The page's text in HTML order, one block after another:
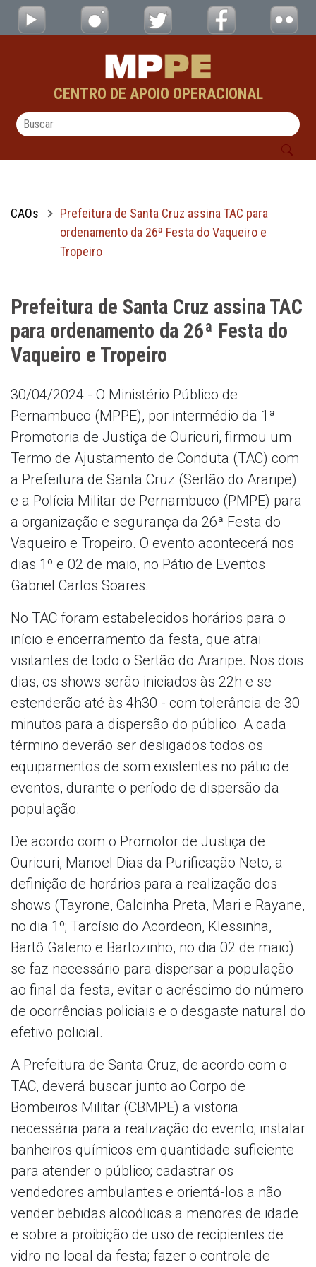
Pular para o Conteúdo principal
Prefeitura de Santa Cruz assina TAC para
CENTRO DE APOIO OPERACIONAL
CAOs
Prefeitura de Santa Cruz assina TAC para
ordenamento da 26ª Festa do Vaqueiro e
Tropeiro
Prefeitura de Santa Cruz assina TAC
para ordenamento da 26ª Festa do
Vaqueiro e Tropeiro
30/04/2024 - O Ministério Público de
Pernambuco (MPPE), por intermédio da 1ª
Promotoria de Justiça de Ouricuri, firmou um
Termo de Ajustamento de Conduta (TAC) com
a Prefeitura de Santa Cruz (Sertão do Araripe)
e a Polícia Militar de Pernambuco (PMPE) para
a organização e segurança da 26ª Festa do
Vaqueiro e Tropeiro. O evento acontecerá nos
dias 1º e 02 de maio, no Pátio de Eventos
Gabriel Carlos Soares.
No TAC foram estabelecidos horários para o
início e encerramento da festa, que atrai
visitantes de todo o Sertão do Araripe. Nos dois
dias, os shows serão iniciados às 22h e se
estenderão até às 4h30 - com tolerância de 30
minutos para a dispersão do público. A cada
término deverão ser desligados todos os
equipamentos de som existentes no pátio de
eventos, durante o período de dispersão da
população.
De acordo com o Promotor de Justiça de
Ouricuri, Manoel Dias da Purificação Neto, a
definição de horários para a realização dos
shows (Tayrone, Calcinha Preta, Mari e Rayane,
no dia 1º; Tarcísio do Acordeon, Klessinha,
Bartô Galeno e Bartozinho, no dia 02 de maio)
se faz necessário para dispersar a população
ao final da festa, evitar o acréscimo do número
de ocorrências policiais e o desgaste natural do
efetivo policial.
A Prefeitura de Santa Cruz, de acordo com o
TAC, deverá buscar junto ao Corpo de
Bombeiros Militar (CBMPE) a vistoria
necessária para a realização do evento; instalar
banheiros químicos em quantidade suficiente
para atender o público; cadastrar os
vendedores ambulantes e orientá-los a não
vender bebidas alcoólicas a menores de idade
e sobre a proibição de uso de recipientes de
vidro no local da festa; fazer o controle de